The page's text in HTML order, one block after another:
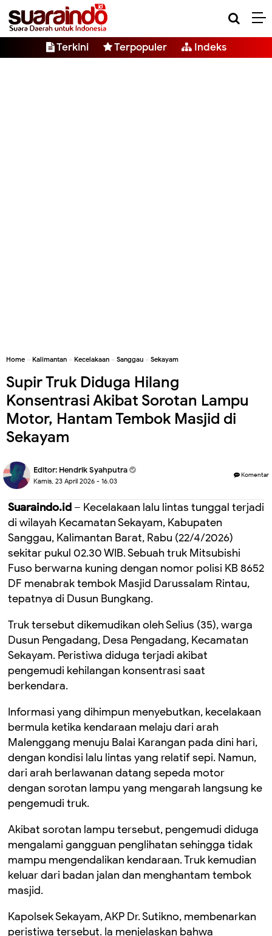
Terkini Terpopuler Indeks
Home » Kalimantan » Kecelakaan » Sanggau » Sekayam
Supir Truk Diduga Hilang
Konsentrasi Akibat Sorotan Lampu
Motor, Hantam Tembok Masjid di
Sekayam
Editor: Hendrik Syahputra
Kamis, 23 April 2026 - 16.03
Komentar
Suaraindo.id – Kecelakaan lalu lintas tunggal terjadi
di wilayah Kecamatan Sekayam, Kabupaten
Sanggau, Kalimantan Barat, Rabu (22/4/2026)
sekitar pukul 02.30 WIB. Sebuah truk Mitsubishi
Fuso berwarna kuning dengan nomor polisi KB 8652
DF menabrak tembok Masjid Darussalam Rintau,
tepatnya di Dusun Bungkang.
Truk tersebut dikemudikan oleh Selius (35), warga
Dusun Pengadang, Desa Pengadang, Kecamatan
Sekayam. Peristiwa diduga terjadi akibat
pengemudi kehilangan konsentrasi saat
berkendara.
Informasi yang dihimpun menyebutkan, kecelakaan
bermula ketika kendaraan melaju dari arah
Malenggang menuju Balai Karangan pada dini hari,
dengan kondisi lalu lintas yang relatif sepi. Namun,
dari arah berlawanan datang sepeda motor
dengan sorotan lampu yang mengarah langsung ke
pengemudi truk.
Akibat sorotan lampu tersebut, pengemudi diduga
mengalami gangguan penglihatan sehingga tidak
mampu mengendalikan kendaraan. Truk kemudian
keluar dari badan jalan dan menghantam tembok
masjid.
Kapolsek Sekayam, AKP Dr. Sutikno, membenarkan
peristiwa tersebut. Ia menjelaskan bahwa